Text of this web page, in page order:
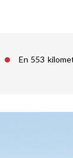
En 553